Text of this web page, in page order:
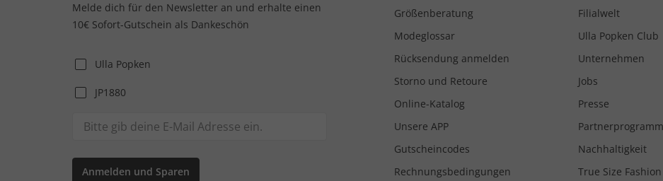
Melde dich für den Newsletter an und erhalte einen
10€ Sofort-Gutschein als Dankeschön
Ulla Popken
JP1880
Anmelden und Sparen
Größenberatung
Modeglossar
Rücksendung anmelden
Storno und Retoure
Online-Katalog
Unsere APP
Gutscheincodes
Rechnungsbedingungen
Filialwelt
Ulla Popken Club
Unternehmen
Jobs
Presse
Partnerprogramm
Nachhaltigkeit
True Size Fashion